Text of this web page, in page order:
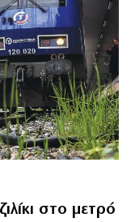
στο μετρό